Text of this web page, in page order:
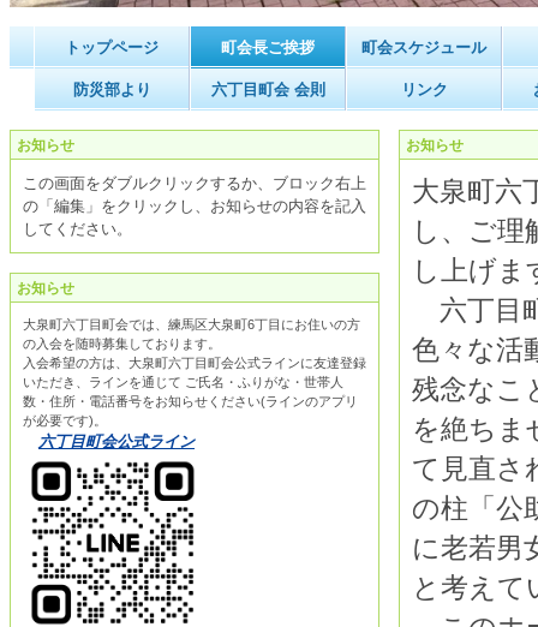
トップページ 町会長ご挨拶 町会スケジュール
防災部より 六丁目町会 会則 リンク
お知らせ
この画面をダブルクリックするか、ブロック右上
の「編集」をクリックし、お知らせの内容を記入
してください。
お知らせ
大泉町六丁目町会では、練馬区大泉町6丁目にお住いの方
の入会を随時募集しております。
入会希望の方は、大泉町六丁目町会公式ラインに友達登録
いただき、ラインを通じて ご氏名・ふりがな・世帯人
数・住所・電話番号をお知らせください(ラインのアプリ
が必要です)。
六丁目町会公式ライン
お知らせ
大泉町六
し、ご理
し上げま
六丁目
色々な活
残念なこ
を絶ちま
て見直さ
の柱「公
に老若男
と考えて